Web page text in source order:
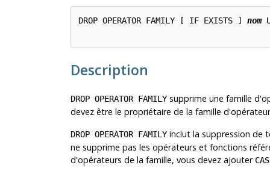
DROP OPERATOR FAMILY [ IF EXISTS ] nom
Description
DROP OPERATOR FAMILYsupprime une famille
devez être le propriétaire de la famille
DROP OPERATOR FAMILYinclut la suppression de
ne supprime pas les opérateurs et fonctions
d'opérateurs de la famille, vous devez ajouter